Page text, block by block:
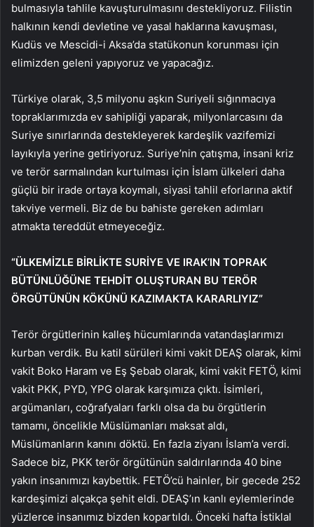
bulmasıyla tahlile kavuşturulmasını destekliyoruz. Filistin
halkının kendi devletine ve yasal haklarına kavuşması,
Kudüs ve Mescidi-i Aksa’da statükonun korunması için
elimizden geleni yapıyoruz ve yapacağız.
Türkiye olarak, 3,5 milyonu aşkın Suriyeli sığınmacıya
topraklarımızda ev sahipliği yaparak, milyonlarcasını da
Suriye sınırlarında destekleyerek kardeşlik vazifemizi
layıkıyla yerine getiriyoruz. Suriye’nin çatışma, insani kriz
ve terör sarmalından kurtulması için İslam ülkeleri daha
güçlü bir irade ortaya koymalı, siyasi tahlil eforlarına aktif
takviye vermeli. Biz de bu bahiste gereken adımları
atmakta tereddüt etmeyeceğiz.
“ÜLKEMİZLE BİRLİKTE SURİYE VE IRAK’IN TOPRAK
BÜTÜNLÜĞÜNE TEHDİT OLUŞTURAN BU TERÖR
ÖRGÜTÜNÜN KÖKÜNÜ KAZIMAKTA KARARLIYIZ”
Terör örgütlerinin kalleş hücumlarında vatandaşlarımızı
kurban verdik. Bu katil sürüleri kimi vakit DEAŞ olarak, kimi
vakit Boko Haram ve Eş Şebab olarak, kimi vakit FETÖ, kimi
vakit PKK, PYD, YPG olarak karşımıza çıktı. İsimleri,
argümanları, coğrafyaları farklı olsa da bu örgütlerin
tamamı, öncelikle Müslümanları maksat aldı,
Müslümanların kanını döktü. En fazla ziyanı İslam’a verdi.
Sadece biz, PKK terör örgütünün saldırılarında 40 bine
yakın insanımızı kaybettik. FETÖ’cü hainler, bir gecede 252
kardeşimizi alçakça şehit eldi. DEAŞ’ın kanlı eylemlerinde
yüzlerce insanımız bizden kopartıldı. Önceki hafta İstiklal